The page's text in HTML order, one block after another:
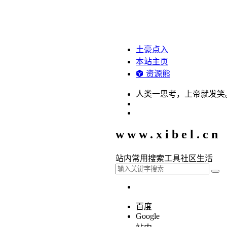
土豪点入
本站主页
资源熊
人类一思考，上帝就发笑
www.xibel.cn
站内常用搜索工具社区生活
百度
Google